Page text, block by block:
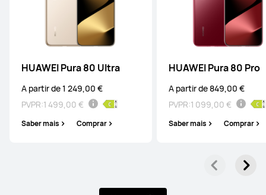
HUAWEI Pura 80 Ultra
A partir de 1 249,00 €
PVPR:1 499,00 €
Saber mais Comprar
HUAWEI Pura 80 Pro
A partir de 849,00 €
PVPR:1 099,00 €
Saber mais Comprar